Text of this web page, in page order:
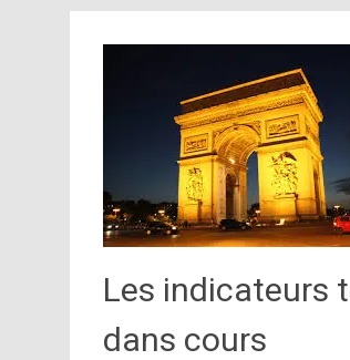
Les indicateurs
dans cours